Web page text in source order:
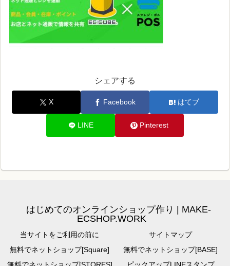
シェアする
X Facebook はてブ
LINE Pinterest
はじめてのオンラインショップ作り | MAKE-
ECSHOP.WORK
当サイトをご利用の前に
サイトマップ
無料でネットショップ[Square]
無料でネットショップ[BASE]